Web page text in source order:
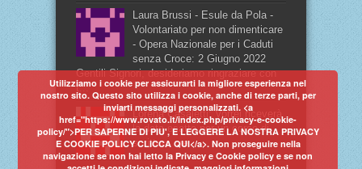
Laura Brussi - Esule da Pola -
Volontariato per non dimenticare
- Opera Nazionale per i Caduti
senza Croce: 2 Giugno 2022
Gentili Signori, desideriamo ringraziare con
t...
Lorena Casaletti: Vorrei riceverà
la data esatta per un corso di
scrittura cre...
Utilizziamo i cookie per assicurarti la migliore esperienza nel
nostro sito. Questo sito utilizza i cookie, anche di terze parti, per
inviarti messaggi personalizzati. <a
href="https://www.rovato.it/index.php/privacy-e-cookie-
policy/">PER SAPERNE DI PIU', E LEGGERE LA NOSTRA PRIVACY
E COOKIE POLICY CLICCA QUI</a>. Non proseguire nella
navigazione se non hai letto la Privacy e Cookie policy e se non